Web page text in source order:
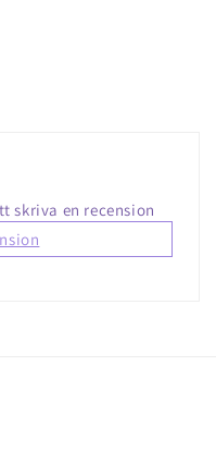
skriva en recension